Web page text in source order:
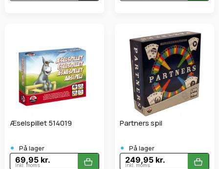
æselspillet 514019
• På lager
69,95 kr.
Inkl. moms
Partners spil
• På lager
249,95 kr.
Inkl. moms